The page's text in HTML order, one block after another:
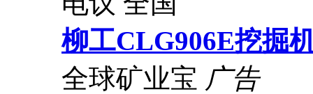
柳工CLG906E挖掘
全球矿业宝 广告